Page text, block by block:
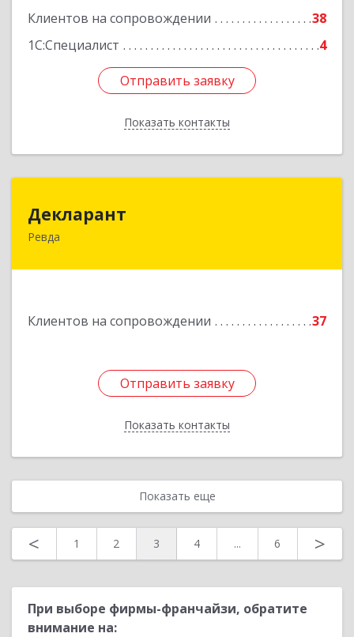
Клиентов на сопровождении
38
1С:Специалист
4
Отправить заявку
Показать контакты
Подробнее
Отправить заявку
Назад
Декларант
Ревда
Клиентов на сопровождении 37
Отправить заявку
Показать контакты
623280, Свердловская обл, Ревда г, Азина ул,
Отправить заявку
Назад
Показать еще
< 1 2 3 4 ... 6 >
При выборе фирмы-франчайзи, обратите
внимание на: